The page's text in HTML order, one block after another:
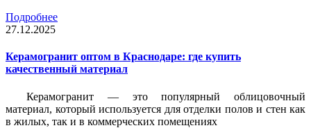
Подробнее
27.12.2025
Керамогранит оптом в Краснодаре: где купить
качественный материал
Керамогранит — это популярный облицовочный
материал, который используется для отделки полов и стен как
в жилых, так и в коммерческих помещениях